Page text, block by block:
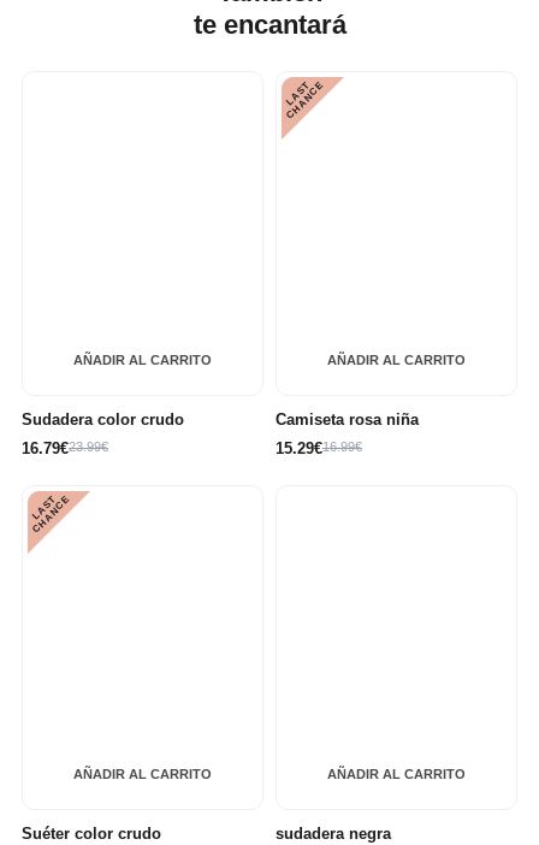
te encantará
AÑADIR AL CARRITO
Sudadera color crudo
16.79€23.99€
AÑADIR AL CARRITO
L
A
S
T
C
H
A
N
C
E
Camiseta rosa niña
15.29€16.99€
AÑADIR AL CARRITO
L
A
S
T
C
H
A
N
C
E
Suéter color crudo
AÑADIR AL CARRITO
sudadera negra